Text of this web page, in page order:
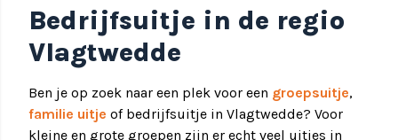
Bedrijfsuitje in de regio
Vlagtwedde
Ben je op zoek naar een plek voor een groepsuitje,
familie uitje of bedrijfsuitje in Vlagtwedde? Voor
kleine en grote groepen zijn er echt veel uitjes in